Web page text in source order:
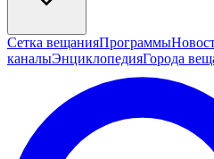
Сетка вещанияПрограммы
каналыЭнциклопедияГорода